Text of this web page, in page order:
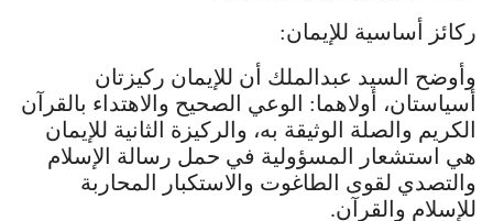
ركائز أساسية للإيمان:
وأوضح السيد عبدالملك أن للإيمان ركيزتان
أسياستان، أولاهما: الوعي الصحيح والاهتداء بالقرآن
الكريم والصلة الوثيقة به، والركيزة الثانية للإيمان
هي استشعار المسؤولية في حمل رسالة الإسلام
والتصدي لقوى الطاغوت والاستكبار المحاربة
للإسلام والقرآن.